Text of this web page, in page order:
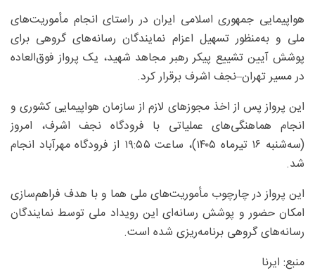
هواپیمایی جمهوری اسلامی ایران در راستای انجام مأموریت‌های
ملی و به‌منظور تسهیل اعزام نمایندگان رسانه‌های گروهی برای
پوشش آیین تشییع پیکر رهبر مجاهد شهید، یک پرواز فوق‌العاده
در مسیر تهران–نجف اشرف برقرار کرد.
این پرواز پس از اخذ مجوزهای لازم از سازمان هواپیمایی کشوری و
انجام هماهنگی‌های عملیاتی با فرودگاه نجف اشرف، امروز
(سه‌شنبه ۱۶ تیرماه ۱۴۰۵)، ساعت ۱۹:۵۵ از فرودگاه مهرآباد انجام
شد.
این پرواز در چارچوب مأموریت‌های ملی هما و با هدف فراهم‌سازی
امکان حضور و پوشش رسانه‌ای این رویداد ملی توسط نمایندگان
رسانه‌های گروهی برنامه‌ریزی شده است.
منبع: ایرنا